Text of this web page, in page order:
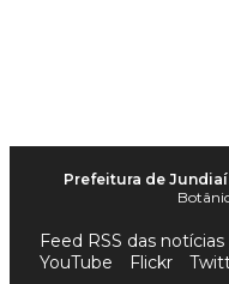
Prefeitura de Jundiaí
Feed RSS das notícias
YouTube
Flickr